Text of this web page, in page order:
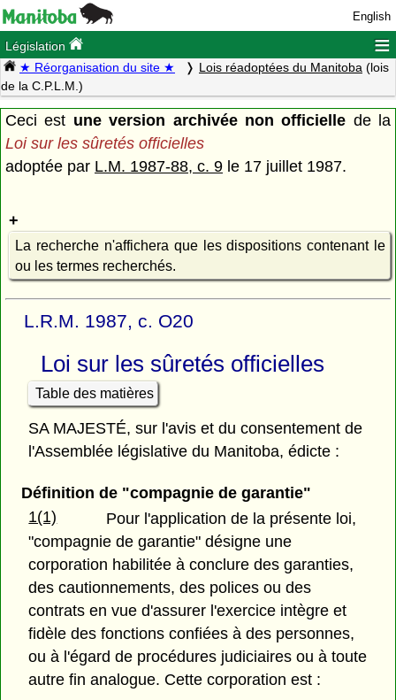
English
Législation ≡
★ Réorganisation du site ★ Lois réadoptées du Manitoba (lois
de la C.P.L.M.)
Ceci est une version archivée non officielle de la
Loi sur les sûretés officielles
adoptée par L.M. 1987-88, c. 9 le 17 juillet 1987.
La recherche n'affichera que les dispositions contenant le
ou les termes recherchés.
L.R.M. 1987, c. O20
Loi sur les sûretés officielles
Table des matières
SA MAJESTÉ, sur l'avis et du consentement de
l'Assemblée législative du Manitoba, édicte :
Définition de "compagnie de garantie"
1(1)
Pour l'application de la présente loi,
"compagnie de garantie" désigne une
corporation habilitée à conclure des garanties,
des cautionnements, des polices ou des
contrats en vue d'assurer l'exercice intègre et
fidèle des fonctions confiées à des personnes,
ou à l'égard de procédures judiciaires ou à toute
autre fin analogue. Cette corporation est :